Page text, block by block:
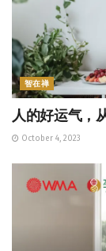
智在禅
人的好运气，
October 4, 2023